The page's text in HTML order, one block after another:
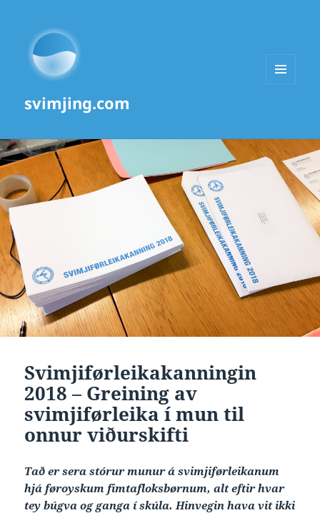
svimjing.com
Svimjiførleikakanningin
2018 – Greining av
svimjiførleika í mun til
onnur viðurskifti
Tað er sera stórur munur á svimjiførleikanum
hjá føroyskum fimtafloksbørnum, alt eftir hvar
tey búgva og ganga í skúla. Hinvegin hava vit ikki